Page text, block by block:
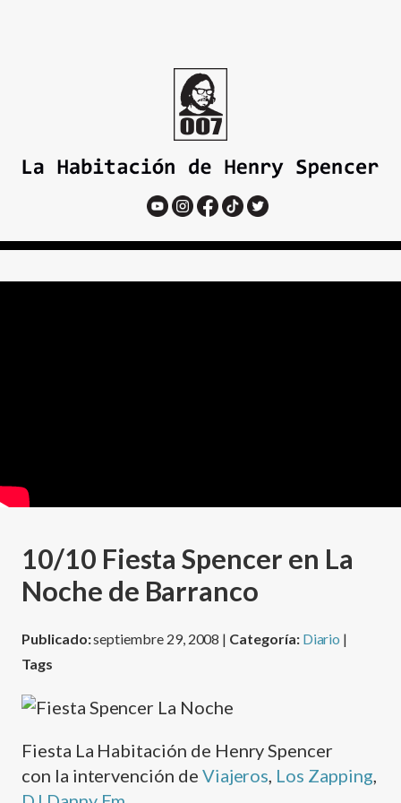
10/10 Fiesta Spencer en La
Noche de Barranco
Publicado:septiembre 29, 2008 | Categoría: Diario |
Tags
Fiesta La Habitación de Henry Spencer
con la intervención de Viajeros Los Zapping